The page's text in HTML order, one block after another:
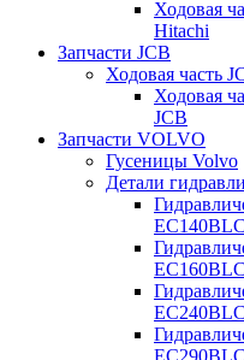
Ходовая
Hitachi
Запчасти JCB
Ходовая часть
Ходовая
JCB
Запчасти VOLVO
Гусеницы Volvo
Детали
EC140BLC
EC240BLC
EC290BLC